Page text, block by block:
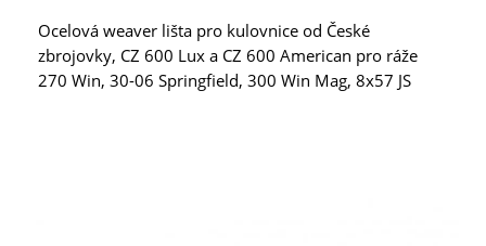
Ocelová weaver lišta pro kulovnice od České
zbrojovky, CZ 600 Lux a CZ 600 American pro ráže
270 Win, 30-06 Springfield, 300 Win Mag, 8x57 JS